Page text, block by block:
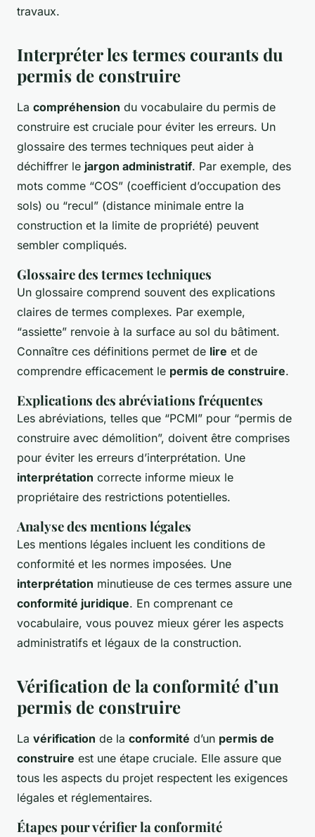
travaux.
Interpréter les termes courants du
permis de construire
La compréhension du vocabulaire du permis de
construire est cruciale pour éviter les erreurs. Un
glossaire des termes techniques peut aider à
déchiffrer le jargon administratif. Par exemple, des
mots comme “COS” (coefficient d’occupation des
sols) ou “recul” (distance minimale entre la
construction et la limite de propriété) peuvent
sembler compliqués.
Glossaire des termes techniques
Un glossaire comprend souvent des explications
claires de termes complexes. Par exemple,
“assiette” renvoie à la surface au sol du bâtiment.
Connaître ces définitions permet de lire et de
comprendre efficacement le permis de construire.
Explications des abréviations fréquentes
Les abréviations, telles que “PCMI” pour “permis de
construire avec démolition”, doivent être comprises
pour éviter les erreurs d’interprétation. Une
interprétation correcte informe mieux le
propriétaire des restrictions potentielles.
Analyse des mentions légales
Les mentions légales incluent les conditions de
conformité et les normes imposées. Une
interprétation minutieuse de ces termes assure une
conformité juridique. En comprenant ce
vocabulaire, vous pouvez mieux gérer les aspects
administratifs et légaux de la construction.
Vérification de la conformité d’un
permis de construire
La vérification de la conformité d’un permis de
construire est une étape cruciale. Elle assure que
tous les aspects du projet respectent les exigences
légales et réglementaires.
Étapes pour vérifier la conformité